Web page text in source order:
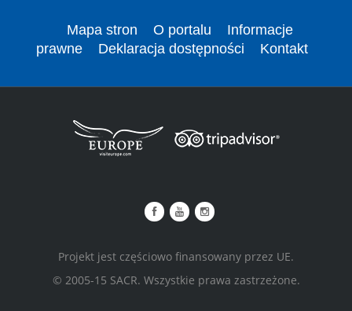
Mapa stron O portalu
Informacje
prawne
Deklaracja dostępności Kontakt
Projekt jest częściowo finansowany przez UE.
© 2005-15 SACR. Wszystkie prawa zastrzeżone.